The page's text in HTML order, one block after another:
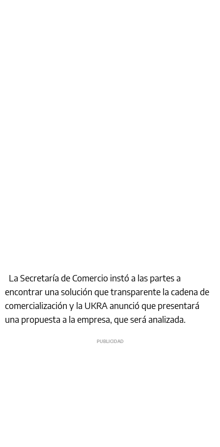
La Secretaría de Comercio instó a las partes a
encontrar una solución que transparente la cadena de
comercialización y la UKRA anunció que presentará
una propuesta a la empresa, que será analizada.